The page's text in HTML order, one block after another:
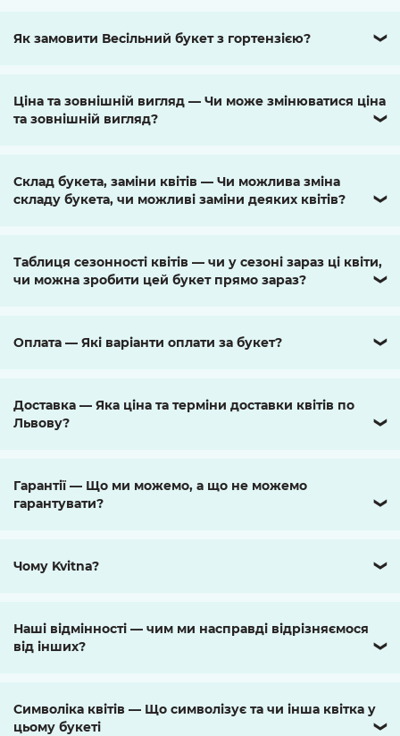
Як замовити Весільний букет з гортензією? ❯
Ціна та зовнішній вигляд — Чи може змінюватися ціна
та зовнішній вигляд?
❯
Склад букета, заміни квітів — Чи можлива зміна
складу букета, чи можливі заміни деяких квітів?
❯
Таблиця сезонності квітів — чи у сезоні зараз ці квіти,
чи можна зробити цей букет прямо зараз?
❯
Оплата — Які варіанти оплати за букет? ❯
Доставка — Яка ціна та терміни доставки квітів по
Львову?
❯
Гарантії — Що ми можемо, а що не можемо
гарантувати?
❯
Чому Kvitna? ❯
Наші відмінності — чим ми насправді відрізняємося
від інших?
❯
Символіка квітів — Що символізує та чи інша квітка у
цьому букеті
❯